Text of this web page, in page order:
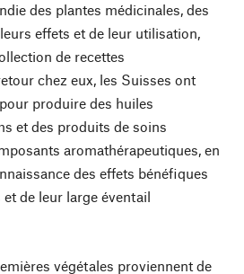
des plantes médicinales, des
effets et de leur utilisation,
de recettes
chez eux, les Suisses ont
produire des huiles
et des produits de soins
aromathérapeutiques, en
des effets bénéfiques
de leur large éventail
végétales proviennent de